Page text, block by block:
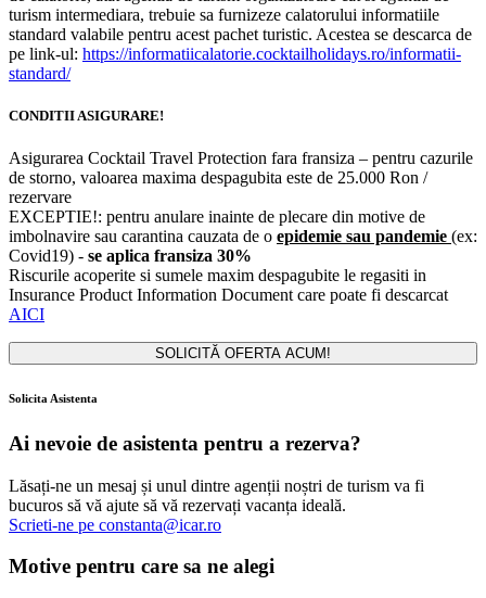
turism intermediara, trebuie sa furnizeze calatorului informatiile
standard valabile pentru acest pachet turistic. Acestea se descarca de
pe link-ul: https://informatiicalatorie.cocktailholidays.ro/informatii-
standard/
CONDITII ASIGURARE!
Asigurarea Cocktail Travel Protection fara fransiza – pentru cazurile
de storno, valoarea maxima despagubita este de 25.000 Ron /
rezervare
EXCEPTIE!: pentru anulare inainte de plecare din motive de
imbolnavire sau carantina cauzata de o epidemie sau pandemie (ex:
Covid19) - se aplica fransiza 30%
Riscurile acoperite si sumele maxim despagubite le regasiti in
Insurance Product Information Document care poate fi descarcat
AICI
SOLICITĂ OFERTA ACUM!
Solicita Asistenta
Ai nevoie de asistenta pentru a rezerva?
Lăsați-ne un mesaj și unul dintre agenții noștri de turism va fi
bucuros să vă ajute să vă rezervați vacanța ideală.
Scrieti-ne pe constanta@icar.ro
Motive pentru care sa ne alegi